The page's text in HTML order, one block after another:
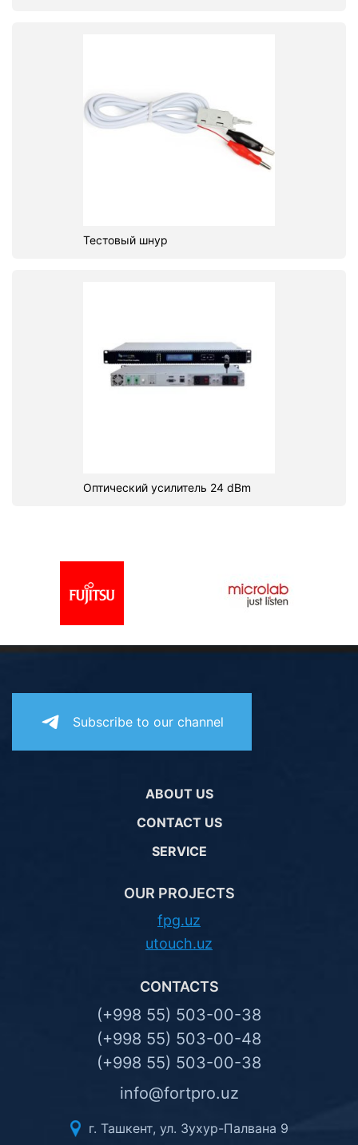
Тестовый шнур
Оптический усилитель 24 dBm
Subscribe to our channel
ABOUT US
CONTACT US
SERVICE
OUR PROJECTS
fpg.uz
utouch.uz
CONTACTS
(+998 55) 503-00-38
(+998 55) 503-00-48
(+998 55) 503-00-38
info@fortpro.uz
г. Ташкент, ул. Зухур-Палвана 9